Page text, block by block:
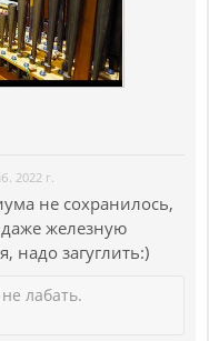
2022 г.
не сохранилось,
железную
надо загуглить:)
лабать.